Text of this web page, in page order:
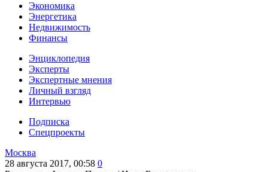
Экономика
Энергетика
Недвижимость
Финансы
Энциклопедия
Эксперты
Экспертные мнения
Личный взгляд
Интервью
Подписка
Спецпроекты
Москва
28 августа 2017, 00:58 0